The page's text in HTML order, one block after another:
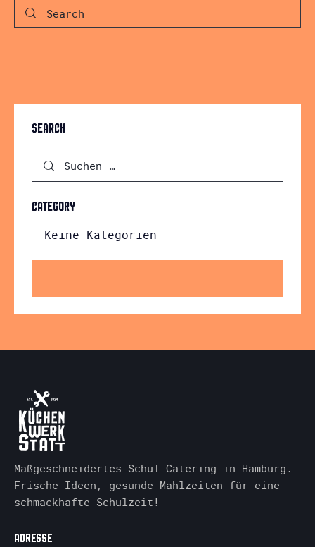
SEARCH
CATEGORY
Keine Kategorien
Maßgeschneidertes Schul-Catering in Hamburg.
Frische Ideen, gesunde Mahlzeiten für eine
schmackhafte Schulzeit!
ADRESSE